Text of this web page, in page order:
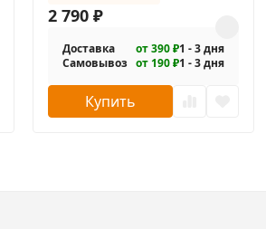
2 790₽
Доставка от 390 ₽1 - 3 дня
Самовывоз от 190 ₽1 - 3 дня
Купить